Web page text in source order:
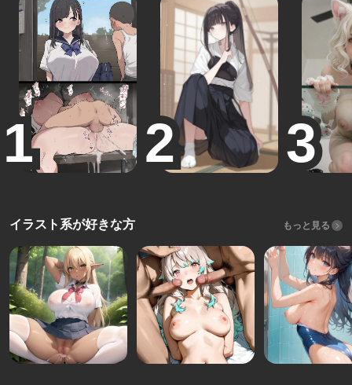
イラスト系が好きな方 もっと見る